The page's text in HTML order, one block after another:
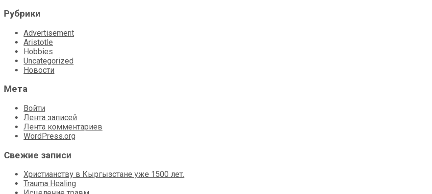
Рубрики
Advertisement
Aristotle
Hobbies
Uncategorized
Новости
Мета
Войти
Лента записей
Лента комментариев
WordPress.org
Свежие записи
Христианству в Кыргызстане уже 1500 лет.
Trauma Healing